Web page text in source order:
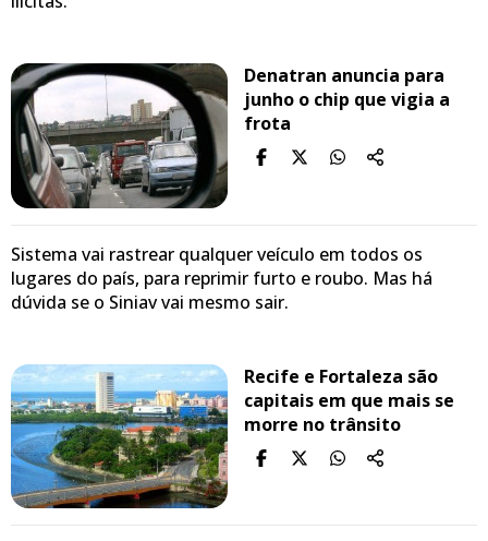
Denatran anuncia para
junho o chip que vigia a
frota
Sistema vai rastrear qualquer veículo em todos os
lugares do país, para reprimir furto e roubo. Mas há
dúvida se o Siniav vai mesmo sair.
Recife e Fortaleza são
capitais em que mais se
morre no trânsito